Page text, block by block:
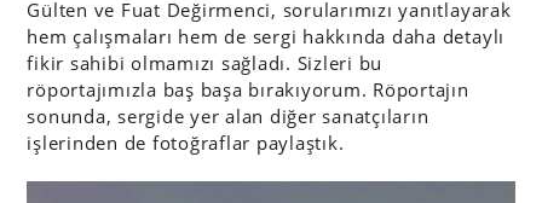
Gülten ve Fuat Değirmenci, sorularımızı yanıtlayarak
hem çalışmaları hem de sergi hakkında daha detaylı
fikir sahibi olmamızı sağladı. Sizleri bu
röportajımızla baş başa bırakıyorum. Röportajın
sonunda, sergide yer alan diğer sanatçıların
işlerinden de fotoğraflar paylaştık.